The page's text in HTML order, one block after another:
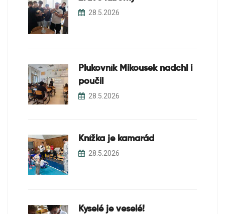
28.5.2026
Plukovník Mikousek nadchl i
poučil
28.5.2026
Knížka je kamarád
28.5.2026
Kyselé je veselé!